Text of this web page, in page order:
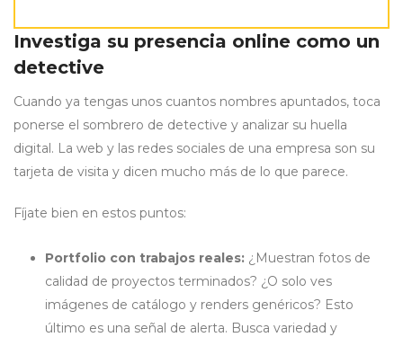
Investiga su presencia online como un
detective
Cuando ya tengas unos cuantos nombres apuntados, toca
ponerse el sombrero de detective y analizar su huella
digital. La web y las redes sociales de una empresa son su
tarjeta de visita y dicen mucho más de lo que parece.
Fíjate bien en estos puntos:
Portfolio con trabajos reales: ¿Muestran fotos de
calidad de proyectos terminados? ¿O solo ves
imágenes de catálogo y renders genéricos? Esto
último es una señal de alerta. Busca variedad y